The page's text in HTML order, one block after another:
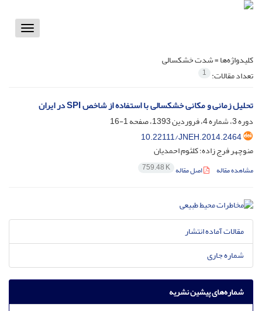
Toggle
کلیدواژه‌ها =شدت خشکسالی
تعداد مقالات: 1
تحلیل زمانی و مکانی خشکسالی با استفاده از شاخص SPI در ایران
دوره 3، شماره 4، فروردین 1393، صفحه
1-16
10.22111/JNEH.2014.2464
منوچهر فرج زاده؛ کلثوم احمدیان
مشاهده مقاله اصل مقاله 759.48 K
مقالات آماده انتشار
شماره جاری
شماره‌های پیشین نشریه